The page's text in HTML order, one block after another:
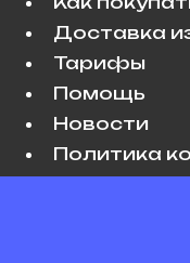
Доставка
Тарифы
Помощь
Новости
Политика